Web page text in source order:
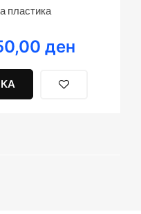
пластика
ден